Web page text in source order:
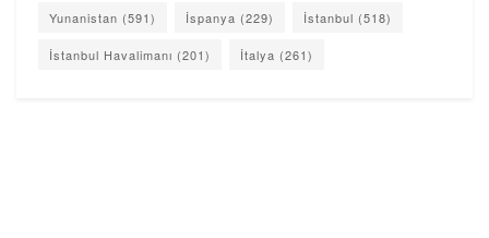
Yunanistan (591) İspanya (229) İstanbul (518)
İstanbul Havalimanı (201) İtalya (261)